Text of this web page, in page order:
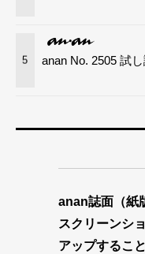
5 anan No. 2505 試
anan誌面（紙
スクリーンシ
アップするこ